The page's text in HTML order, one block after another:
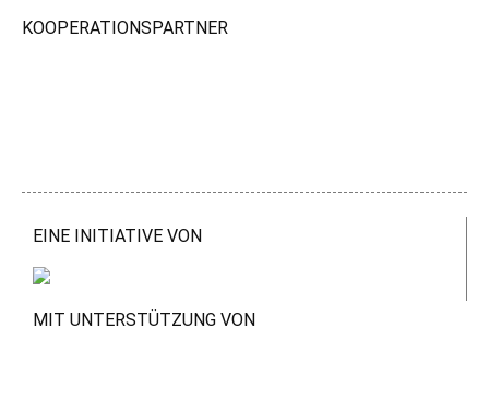
KOOPERATIONSPARTNER
EINE INITIATIVE VON
MIT UNTERSTÜTZUNG VON